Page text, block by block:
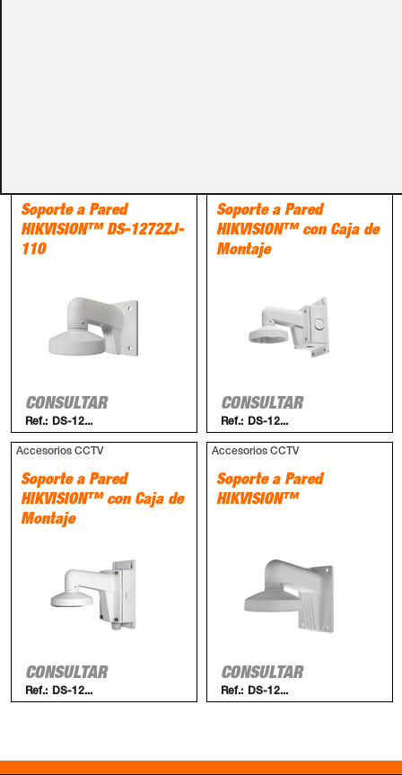
Soporte a Pared
HIKVISION™ DS-1272ZJ-
110
CONSULTAR
Ref.: DS-12...
Soporte a Pared
HIKVISION™ con Caja de
Montaje
CONSULTAR
Ref.: DS-12...
Accesorios CCTV
Soporte a Pared
HIKVISION™ con Caja de
Montaje
CONSULTAR
Ref.: DS-12...
Accesorios CCTV
Soporte a Pared
HIKVISION™
CONSULTAR
Ref.: DS-12...